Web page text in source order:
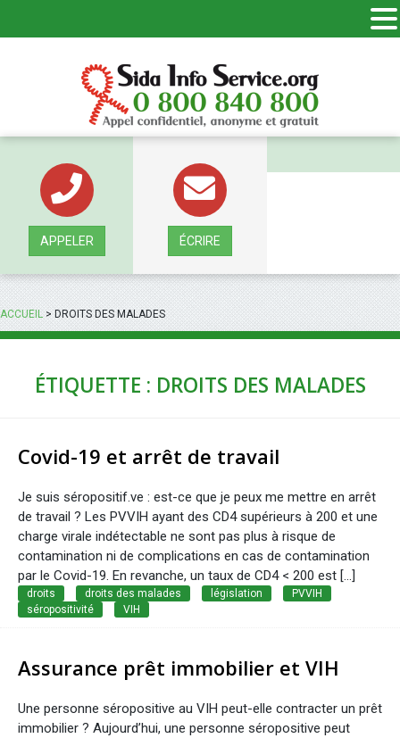
APPELER ÉCRIRE
ACCUEIL>DROITS DES MALADES
ÉTIQUETTE : DROITS DES MALADES
Covid-19 et arrêt de travail
Je suis séropositif.ve : est-ce que je peux me mettre en arrêt
de travail ? Les PVVIH ayant des CD4 supérieurs à 200 et une
charge virale indétectable ne sont pas plus à risque de
contamination ni de complications en cas de contamination
par le Covid-19. En revanche, un taux de CD4 < 200 est […]
droits droits des malades législation
PVVIH
séropositivité
VIH
Assurance prêt immobilier et VIH
Une personne séropositive au VIH peut-elle contracter un prêt
immobilier ? Aujourd’hui, une personne séropositive peut